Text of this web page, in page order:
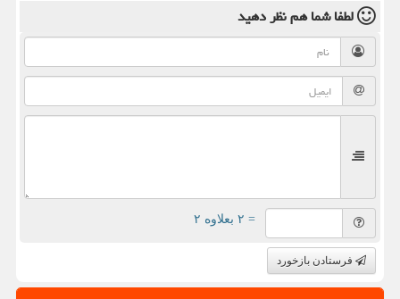
لطفا شما همنظر دهید
= ۲ بعلاوه ۲
فرستادن بازخورد